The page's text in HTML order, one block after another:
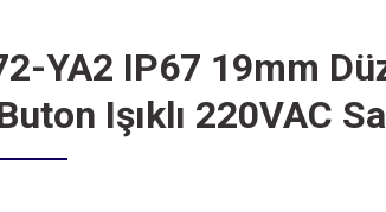
YA2 IP67 19mm
Işıklı 220VAC